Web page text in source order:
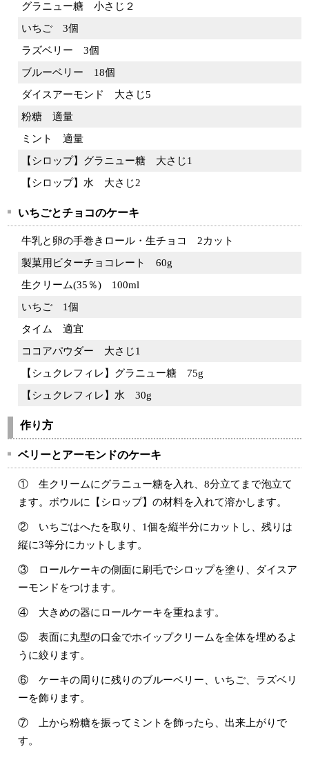
グラニュー糖
小さじ２
いちご
3個
ラズベリー
3個
ブルーベリー
18個
ダイスアーモンド
大さじ5
粉糖
適量
ミント
適量
【シロップ】グラニュー糖
大さじ1
【シロップ】水
大さじ2
いちごとチョコのケーキ
牛乳と卵の手巻きロール・生チョコ
2カット
製菓用ビターチョコレート
60g
生クリーム(35％)
100ml
いちご
1個
タイム
適宜
ココアパウダー
大さじ1
【シュクレフィレ】グラニュー糖
75g
【シュクレフィレ】水
30g
作り方
ベリーとアーモンドのケーキ
① 生クリームにグラニュー糖を入れ、8分立てまで泡立て
ます。ボウルに【シロップ】の材料を入れて溶かします。
② いちごはへたを取り、1個を縦半分にカットし、残りは
縦に3等分にカットします。
③ ロールケーキの側面に刷毛でシロップを塗り、ダイスア
ーモンドをつけます。
④ 大きめの器にロールケーキを重ねます。
⑤ 表面に丸型の口金でホイップクリームを全体を埋めるよ
うに絞ります。
⑥ ケーキの周りに残りのブルーベリー、いちご、ラズベリ
ーを飾ります。
⑦ 上から粉糖を振ってミントを飾ったら、出来上がりで
す。